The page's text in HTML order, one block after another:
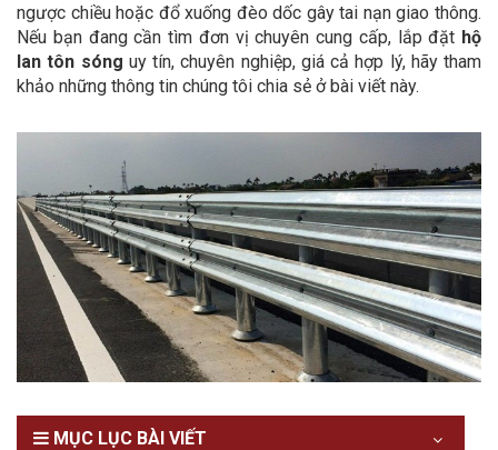
ngược chiều hoặc đổ xuống đèo dốc gây tai nạn giao thông.
Nếu bạn đang cần tìm đơn vị chuyên cung cấp, lắp đặt hộ
lan tôn sóng uy tín, chuyên nghiệp, giá cả hợp lý, hãy tham
khảo những thông tin chúng tôi chia sẻ ở bài viết này.
MỤC LỤC BÀI VIẾT